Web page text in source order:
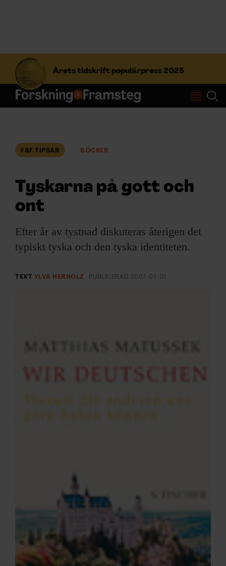
Årets tidskrift populärpress 2025
S
f
t
Prenumerera
ÄMNEN
ARKIV & E-TIDNING
LYSSNA/PODD
SKRIV I F&F
ANNONSERA I F&F
F&F TIPSAR BÖCKER
Tyskarna på gott och
ont
Efter år av tystnad diskuteras återigen det
typiskt tyska och den tyska identiteten.
TEXT YLVA HERHOLZ PUBLICERAD 2007-07-01